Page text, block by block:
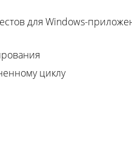
для Windows-
циклу